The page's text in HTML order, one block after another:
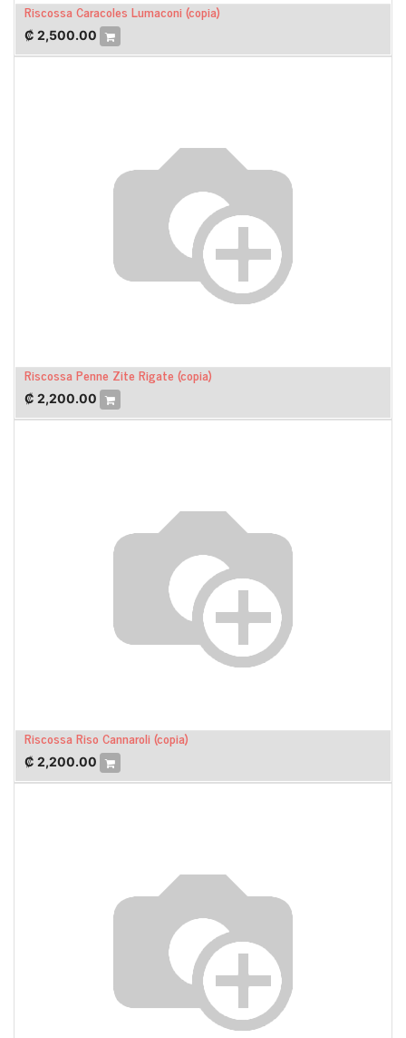
Riscossa Caracoles Lumaconi (copia)
₡ 2,500.00
Riscossa Penne Zite Rigate (copia)
₡ 2,200.00
Riscossa Riso Cannaroli (copia)
₡ 2,200.00